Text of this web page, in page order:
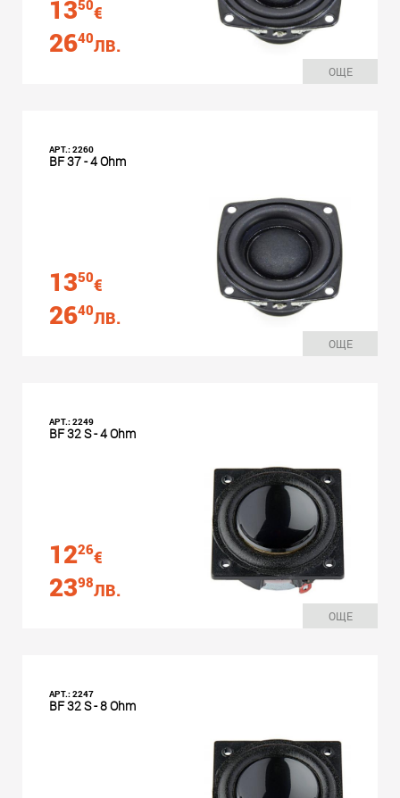
1350€
2640ЛВ.
ОЩЕ
АРТ.: 2260
BF 37 - 4 Ohm
1350€
2640ЛВ.
ОЩЕ
АРТ.: 2249
BF 32 S - 4 Ohm
1226€
2398ЛВ.
ОЩЕ
АРТ.: 2247
BF 32 S - 8 Ohm